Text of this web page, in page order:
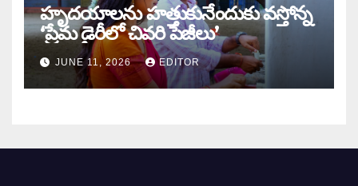
హృదయాలను హత్తుకునేందుకు వస్తోన్న
‘ప్రేమ డైరీలో చివరి పేజీలు’
JUNE 11, 2026 EDITOR